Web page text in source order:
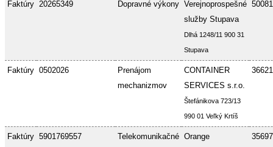
Faktúry 20265349 Dopravné výkony Verejnoprospešné
služby Stupava
Dlhá 1248/11 900 31
Stupava
Faktúry 0502026
Prenájom
mechanizmov
CONTAINER
SERVICES s.r.o.
Štefánikova 723/13
990 01 Veľký Krtíš
Faktúry 5901769557
Telekomunikačné Orange